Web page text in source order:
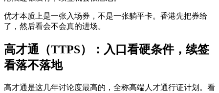
优才本质上是一张入场券，不是一张躺平卡。香港先把券给
了，然后看会不会真的进场。
高才通（TTPS）：入口看硬条件，续签
看落不落地
高才通是这几年讨论度最高的，全称高端人才通行证计划。看